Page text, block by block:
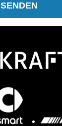
SENDEN